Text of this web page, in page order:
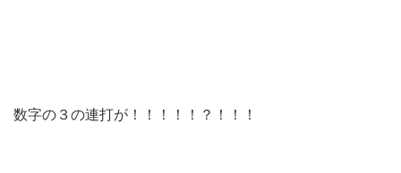
数字の３の連打が！！！！！？！！！